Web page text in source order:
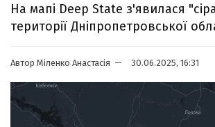
На мапі Deep State з'явилася
території Дніпропетровської
Автор Міленко Анастасія 30.06.2025, 16:31